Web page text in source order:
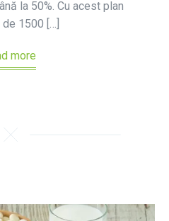
la 50%. Cu acest plan
1500 […]
more